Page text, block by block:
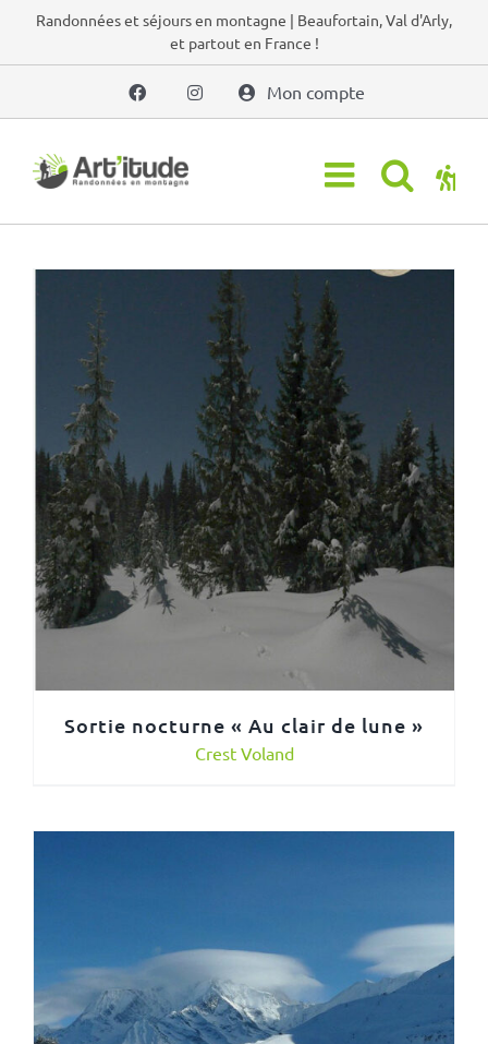
PasserRandonnées et séjours en montagne | Beaufortain, Val d'Arly,
et partout en France !
Mon compte
Sortie nocturne « Au clair de lune »
Crest Voland